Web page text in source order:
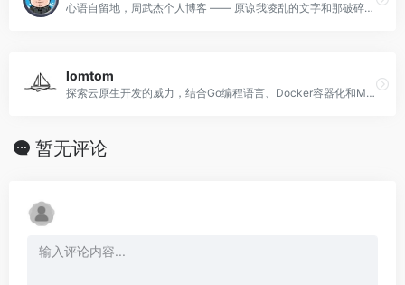
心语自留地，周武杰个人博客 —— 原谅我凌乱的文字和那破碎的时光。
lomtom
探索云原生开发的威力，结合Go编程语言、Docker容器化和MongoDB NoSQL数据库。
暂无评论